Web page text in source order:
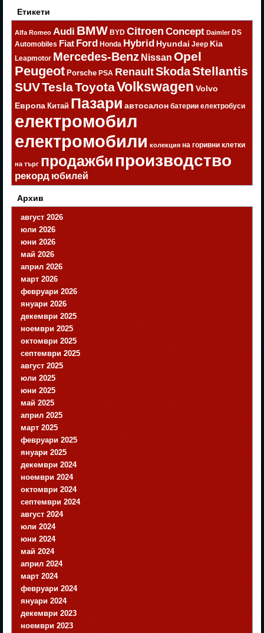
Етикети
Alfa Romeo Audi BMW BYD Citroen Concept Daimler DS
Automobiles Fiat Ford Honda Hybrid Hyundai Jeep Kia
Leapmotor Mercedes-Benz Nissan Opel
Peugeot Porsche PSA RenaultSkodaStellantis
SUVTeslaToyotaVolkswagen Volvo
Европа Китай Пазари автосалон батерии електробуси
електромобил
електромобили колекция на горивни клетки
на търг продажбипроизводство
рекорд юбилей
Архив
август 2026
юли 2026
юни 2026
май 2026
април 2026
март 2026
февруари 2026
януари 2026
декември 2025
ноември 2025
октомври 2025
септември 2025
август 2025
юли 2025
юни 2025
май 2025
април 2025
март 2025
февруари 2025
януари 2025
декември 2024
ноември 2024
октомври 2024
септември 2024
август 2024
юли 2024
юни 2024
май 2024
април 2024
март 2024
февруари 2024
януари 2024
декември 2023
ноември 2023